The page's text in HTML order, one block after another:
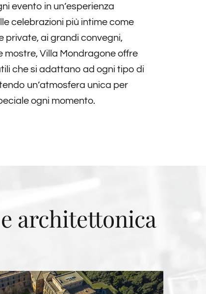
evento in un’esperienza
celebrazioni più intime come
private, ai grandi convegni,
mostre, Villa Mondragone offre
che si adattano ad ogni tipo di
un’atmosfera unica per
ogni momento.
architettonica